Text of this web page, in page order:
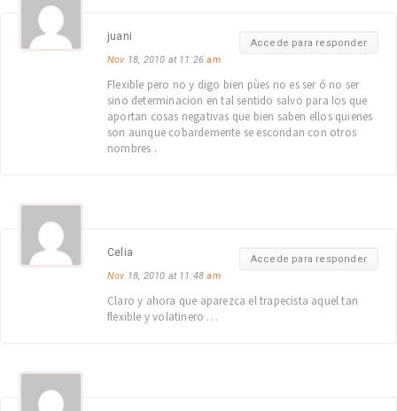
Accede para responder
juani
Nov18, 2010 at 11:26am
Flexible pero no y digo bien pùes no es ser ó no ser
sino determinacion en tal sentido salvo para los que
aportan cosas negativas que bien saben ellos quienes
son aunque cobardemente se escondan con otros
nombres .
Accede para responder
Celia
Nov18, 2010 at 11:48am
Claro y ahora que aparezca el trapecista aquel tan
flexible y volatinero …